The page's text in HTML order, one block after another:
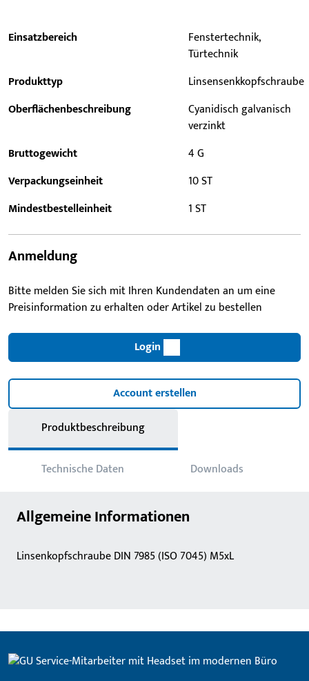
Einsatzbereich
Fenstertechnik,
Türtechnik
Produkttyp
Linsensenkkopfschraube
Oberflächenbeschreibung
Cyanidisch galvanisch
verzinkt
Bruttogewicht
4 G
Verpackungseinheit
10 ST
Mindestbestelleinheit
1 ST
Anmeldung
Bitte melden Sie sich mit Ihren Kundendaten an um eine
Preisinformation zu erhalten oder Artikel zu bestellen
Login
Account erstellen
Produktbeschreibung
Technische Daten Downloads
Allgemeine Informationen
Linsenkopfschraube DIN 7985 (ISO 7045) M5xL